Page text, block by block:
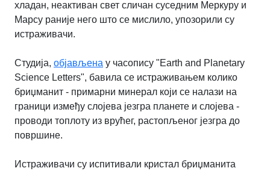
хладан, неактиван свет сличан суседним Меркуру и
Марсу раније него што се мислило, упозорили су
истраживачи.
Студија, објављена у часопису "Earth and Planetary
Science Letters", бавила се истраживањем колико
бриџманит - примарни минерал који се налази на
граници између слојева језгра планете и слојева -
проводи топлоту из врућег, растопљеног језгра до
површине.
Истраживачи су испитивали кристал бриџманита